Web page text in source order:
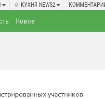
КУХНЯ NEWS2
Новое
участников